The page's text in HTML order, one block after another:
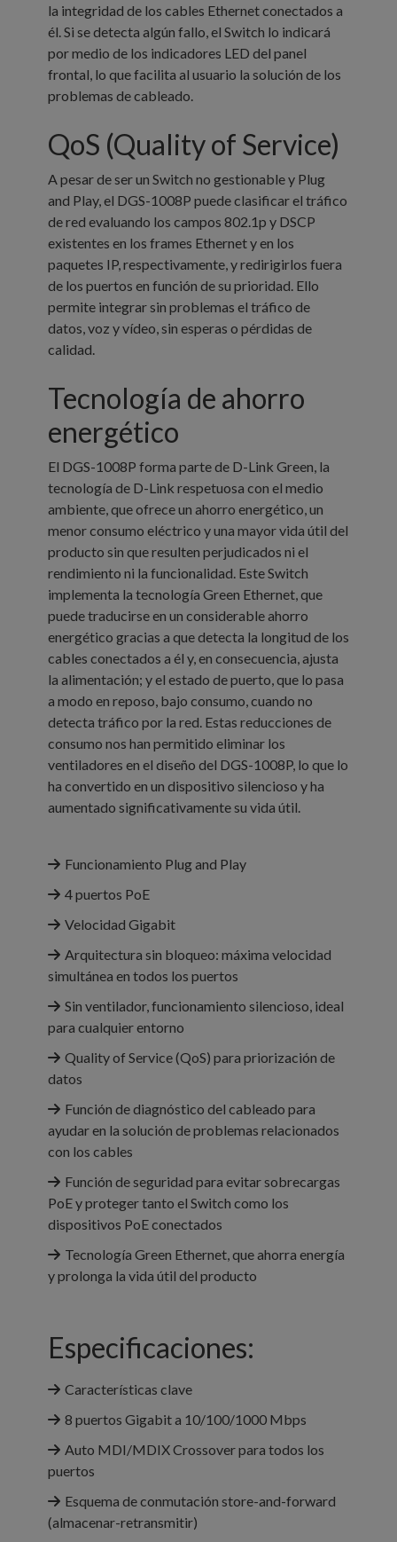
la integridad de los cables Ethernet conectados a
él. Si se detecta algún fallo, el Switch lo indicará
por medio de los indicadores LED del panel
frontal, lo que facilita al usuario la solución de los
problemas de cableado.
QoS (Quality of Service)
A pesar de ser un Switch no gestionable y Plug
and Play, el DGS-1008P puede clasificar el tráfico
de red evaluando los campos 802.1p y DSCP
existentes en los frames Ethernet y en los
paquetes IP, respectivamente, y redirigirlos fuera
de los puertos en función de su prioridad. Ello
permite integrar sin problemas el tráfico de
datos, voz y vídeo, sin esperas o pérdidas de
calidad.
Tecnología de ahorro
energético
El DGS-1008P forma parte de D-Link Green, la
tecnología de D-Link respetuosa con el medio
ambiente, que ofrece un ahorro energético, un
menor consumo eléctrico y una mayor vida útil del
producto sin que resulten perjudicados ni el
rendimiento ni la funcionalidad. Este Switch
implementa la tecnología Green Ethernet, que
puede traducirse en un considerable ahorro
energético gracias a que detecta la longitud de los
cables conectados a él y, en consecuencia, ajusta
la alimentación; y el estado de puerto, que lo pasa
a modo en reposo, bajo consumo, cuando no
detecta tráfico por la red. Estas reducciones de
consumo nos han permitido eliminar los
ventiladores en el diseño del DGS-1008P, lo que lo
ha convertido en un dispositivo silencioso y ha
aumentado significativamente su vida útil.
Funcionamiento Plug and Play
4 puertos PoE
Velocidad Gigabit
Arquitectura sin bloqueo: máxima velocidad
simultánea en todos los puertos
Sin ventilador, funcionamiento silencioso, ideal
para cualquier entorno
Quality of Service (QoS) para priorización de
datos
Función de diagnóstico del cableado para
ayudar en la solución de problemas relacionados
con los cables
Función de seguridad para evitar sobrecargas
PoE y proteger tanto el Switch como los
dispositivos PoE conectados
Tecnología Green Ethernet, que ahorra energía
y prolonga la vida útil del producto
Especificaciones:
Características clave
8 puertos Gigabit a 10/100/1000 Mbps
Auto MDI/MDIX Crossover para todos los
puertos
Esquema de conmutación store-and-forward
(almacenar-retransmitir)